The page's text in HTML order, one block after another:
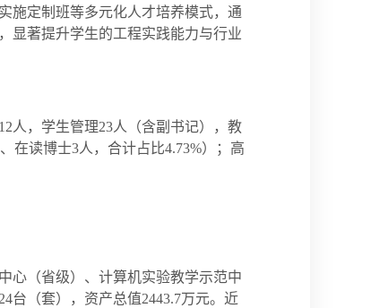
施定制班等多元化人才培养模式，通
显著提升学生的工程实践能力与行业
人，学生管理23人（含副书记），教
在读博士3人，合计占比4.73%）；高
心（省级）、计算机实验教学示范中
台（套），资产总值2443.7万元。近